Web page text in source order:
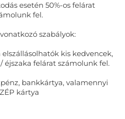
esetén 50%-os felárat
fel.
szabályok:
kis kedvencek,
éjszaka felárat számolunk fel.
bankkártya, valamennyi
kártya